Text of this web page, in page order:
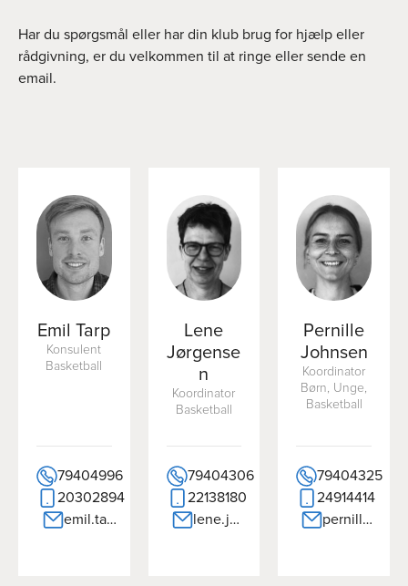
Har du spørgsmål eller har din klub brug for hjælp eller
rådgivning, er du velkommen til at ringe eller sende en
email.
Emil Tarp
Konsulent
Basketball
79404996
20302894
emil.tarp@dgi.dk
Lene
Jørgense
n
Koordinator
Basketball
79404306
22138180
lene.joergensen@dgi.dk
Pernille
Johnsen
Koordinator
Børn, Unge,
Basketball
79404325
24914414
pernille.johnsen@dgi.dk